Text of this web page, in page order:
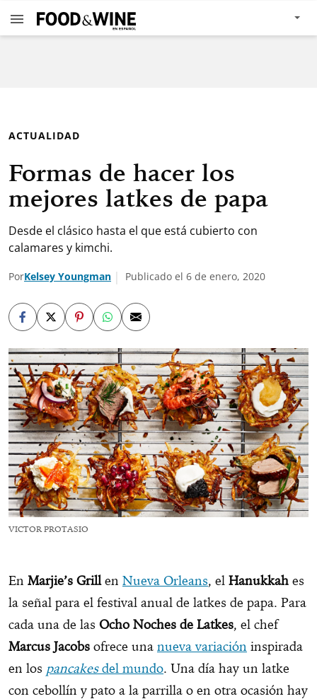
ACTUALIDAD
Formas de hacer los
mejores latkes de papa
Desde el clásico hasta el que está cubierto con
calamares y kimchi.
PorKelsey Youngman Publicado el 6 de enero, 2020
VICTOR PROTASIO
En Marjie’s Grillen Nueva Orleans, el Hanukkah es
la señal para el festival anual de latkes de papa. Para
cada una de las Ocho Noches de Latkes, el chef
Marcus Jacobs ofrece una nueva variación inspirada
en los pancakesdel mundo. Una día hay un latke
con cebollín y pato a la parrilla o en otra ocasión hay